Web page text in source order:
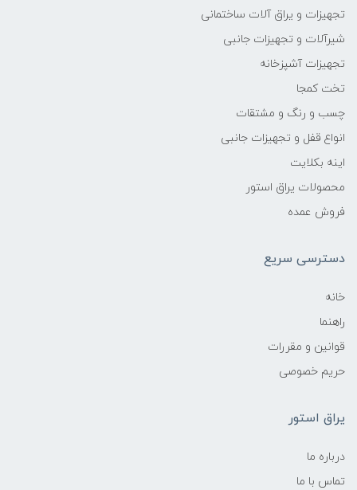
تجهیزات و یراق آلات ساختمانی
شیرآلات و تجهیزات جانبی
تجهیزات آشپزخانه
تخت کمجا
چسب و رنگ و مشتقات
انواع قفل و تجهیزات جانبی
اینه بکلایت
محصولات یراق استور
فروش عمده
دسترسی سریع
خانه
راهنما
قوانین و مقررات
حریم خصوصی
یراق استور
درباره ما
تماس با ما